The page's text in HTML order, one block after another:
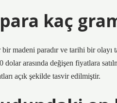
kaç
madeni paradır ve tarihi bir olayı
arasında değişen fiyatlara
açık şekilde tasvir edilmiştir.